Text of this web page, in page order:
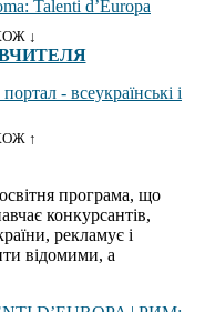
↓
↑
програма, що
конкурсантів,
рекламує і
відомими, а